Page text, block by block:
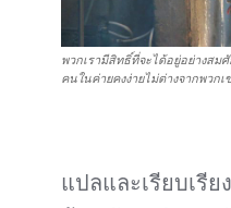
พวกเรามีสิทธิ์ที่จะได้อยู่อย่างส
คนในค่ายคงง่ายไม่ต่างจากพวก
แปลและเรียบเรี